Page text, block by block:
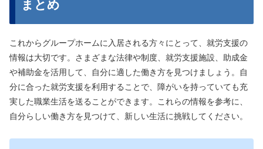
まとめ
これからグループホームに入居される方々にとって、就労支援の
情報は大切です。さまざまな法律や制度、就労支援施設、助成金
や補助金を活用して、自分に適した働き方を見つけましょう。自
分に合った就労支援を利用することで、障がいを持っていても充
実した職業生活を送ることができます。これらの情報を参考に、
自分らしい働き方を見つけて、新しい生活に挑戦してください。